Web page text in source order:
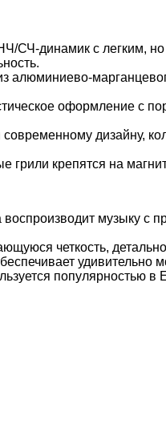
СЧ-динамик с легким,
алюминиево-
оформление с
дизайну,
грили крепятся на
воспроизводит музыку
четкость,
удивительно
популярностью